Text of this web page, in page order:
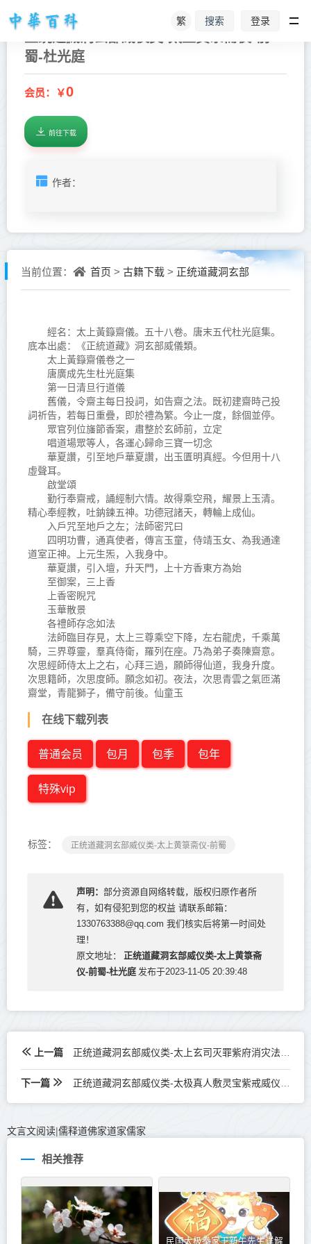
繁 搜索 登录
蜀-杜光庭
会员：￥0
前往下载
作者：
当前位置： 首页 > 古籍下载 > 正统道藏洞玄部
經名：太上黃籙齋儀。五十八卷。唐末五代杜光庭集。
底本出處：《正統道藏》洞玄部威儀類。
太上黃籙齋儀卷之一
唐廣成先生杜光庭集
第一日清旦行道儀
舊儀，令齋主每日投詞，如告齋之法。既初建齋時己投
詞祈告，若每日重疊，即於禮為繁。今止一度，餘個並停。
眾官列位旛節香案，肅整於玄師前，立定
唱道場眾等人，各運心歸命三寶一切念
華夏讚，引至地戶華夏讚，出玉匱明真經。今但用十八
虛聲耳。
啟堂頌
勤行奉齋戒，誦經制六情。故得乘空飛，耀景上玉清。
精心奉經教，吐鈉鍊五神。功德冠諸天，轉輪上成仙。
入戶咒至地戶之左；法師密咒曰
四明功曹，通真使者，傳言玉童，侍靖玉女、為我通達
道室正神。上元生炁，入我身中。
華夏讚，引入壇，升天門，上十方香東方為始
至御案，三上香
上香密睨咒
玉華散景
各禮師存念如法
法師臨目存見，太上三尊乘空下降，左右龍虎，千乘萬
騎，三界尊靈，羣真侍衛，羅列在座。乃為弟子奏陳齋意。
次思經師侍太上之右，心拜三過，願師得仙道，我身升度。
次思籍師，次思度師。願念如初。夜法，次思青雲之氣匝滿
齋堂，青龍獅子，備守前後。仙童玉
在线下载列表
普通会员 包月 包季 包年
特殊vip
标签： 正统道藏洞玄部威仪类-太上黄箓斋仪-前蜀
声明： 部分资源自网络转载，版权归原作者所
有，如有侵犯到您的权益 请联系邮箱：
1330763388@qq.com 我们核实后将第一时间处
理！
原文地址：
正统道藏洞玄部威仪类-太上黄箓斋
仪-前蜀-杜光庭 发布于2023-11-05 20:39:48
上一篇 正统道藏洞玄部威仪类-太上玄司灭罪紫府消灾法忏--
下一篇 正统道藏洞玄部威仪类-太极真人敷灵宝紫戒威仪诸经要诀--
文言文阅读|儒释道佛家道家儒家
相关推荐
民国太极拳家王新午先生详解